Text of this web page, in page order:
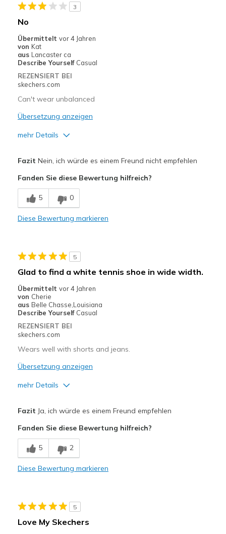
Special Occasions
Sizing
Feels true to size
View On Shoes
I'm Really Into Shoes
3
No
Übermittelt vor 4 Jahren
von Kat
aus Lancaster ca
Describe Yourself Casual
REZENSIERT BEI
skechers.com
Can't wear unbalanced
Übersetzung anzeigen
mehr Details
Nachteile
Can't walk in them they feel unsteady
Poor Cushioning
Casual Wear
Width
Feels true to width
Sizing
Feels true to size
View On Shoes
Fazit Nein, ich würde es einem Freund nicht empfehlen
Fanden Sie diese Bewertung hilfreich?
5 0
Diese Bewertung markieren
5
Glad to find a white tennis shoe in wide width.
Übermittelt vor 4 Jahren
von Cherie
aus Belle Chasse,Louisiana
Describe Yourself Casual
REZENSIERT BEI
skechers.com
Wears well with shorts and jeans.
Übersetzung anzeigen
mehr Details
Breathe Well
Comfortable
Geeignete Verwendung
Fazit Ja, ich würde es einem Freund empfehlen
Fanden Sie diese Bewertung hilfreich?
5 2
Diese Bewertung markieren
5
Love My Skechers